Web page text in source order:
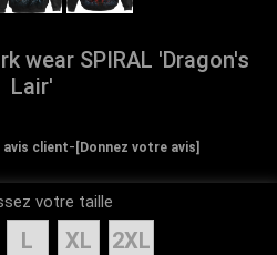
wear SPIRAL 'Dragon's
Lair'
avis client- [Donnez votre avis]
votre taille
L XL 2XL